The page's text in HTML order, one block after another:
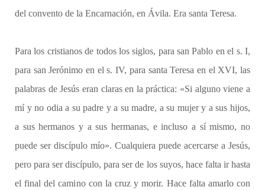
del convento de la Encarnación, en Ávila. Era santa Teresa.
Para los cristianos de todos los siglos, para san Pablo en el s. I,
para san Jerónimo en el s. IV, para santa Teresa en el XVI, las
palabras de Jesús eran claras en la práctica: «Si alguno viene a
mí y no odia a su padre y a su madre, a su mujer y a sus hijos,
a sus hermanos y a sus hermanas, e incluso a sí mismo, no
puede ser discípulo mío». Cualquiera puede acercarse a Jesús,
pero para ser discípulo, para ser de los suyos, hace falta ir hasta
el final del camino con la cruz y morir. Hace falta amarlo con